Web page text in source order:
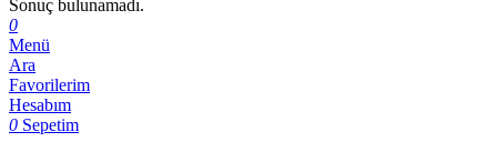
Sonuç bulunamadı.
0
Menü
Ara
Favorilerim
Hesabım
0 Sepetim